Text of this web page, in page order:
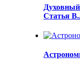
Статья